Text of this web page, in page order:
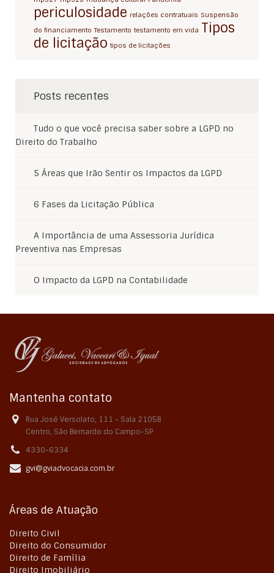
periculosidade relações contratuais Suspensão
do financiamento Testamento testamento em vida Tipos
de licitação tipos de licitações
Posts recentes
Tudo o que você precisa saber sobre a LGPD no
Direito do Trabalho
5 Áreas que Irão Sentir os Impactos da LGPD
6 Fases da Licitação Pública
A Importância de uma Assessoria Jurídica
Preventiva nas Empresas
O Impacto da LGPD na Contabilidade
Mantenha contato
Rua José Versolato, 111 - Sala 2105B
Centro, São Bernardo do Campo-SP
4330-6334
gvi@gviadvocacia.com.br
Áreas de Atuação
Direito Civil
Direito do Consumidor
Direito de Família
Direito Imobiliário